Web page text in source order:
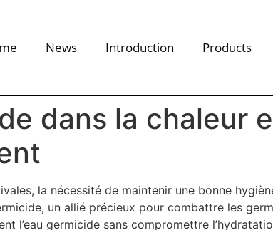
News Introduction Products
dans la chaleur
la nécessité de maintenir une bonne
un allié précieux pour combattre les
l’eau germicide sans compromettre